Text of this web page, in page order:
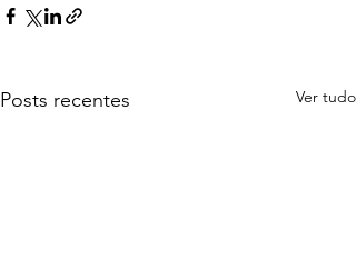
Posts recentes Ver tudo